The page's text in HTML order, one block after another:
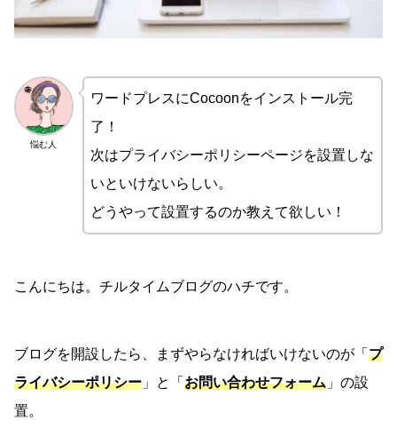
悩む人
ワードプレスにCocoonをインストール完
了！
次はプライバシーポリシーページを設置しな
いといけないらしい。
どうやって設置するのか教えて欲しい！
こんにちは。チルタイムブログのハチです。
ブログを開設したら、まずやらなければいけないのが「 プ
ライバシーポリシー 」と「 お問い合わせフォーム 」の設
置。